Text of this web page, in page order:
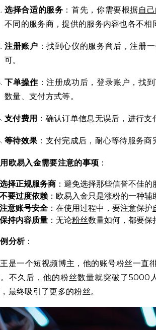
选择合适的服务 ：首先，你需要根据自
不同的服务商，提供的服务内容也各不相
注册账户 ：找到心仪的服务商后，注册
可。
下单操作：注册成功后，登录账户，找
数量、支付方式等。
支付费用 ：确认订单信息无误后，进行
等待效果：支付完成后，耐心等待服务商
欧易入金需要注意的事项 ：
选择正规服务商 ：避免选择那些信誉不佳
不要过度依赖 ：欧易入金只是涨粉的一种
注意账号安全 ：在使用过程中，要注意保护
保持内容质量 ：无论粉丝数量如何，都要保
分析：
是一个短视频博主，他的账号粉丝一直
不久后，他的粉丝数量就突破了5000
最终吸引了更多的粉丝。